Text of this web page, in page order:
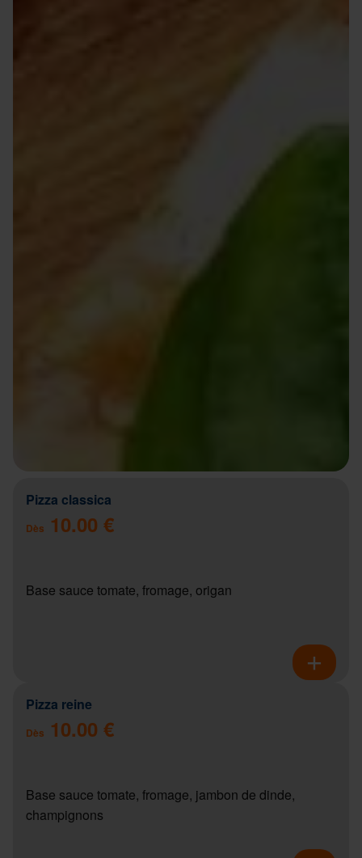
Pizza classica
Dès 10.00 €
Base sauce tomate, fromage, origan
Pizza reine
Dès 10.00 €
Base sauce tomate, fromage, jambon de dinde,
champignons